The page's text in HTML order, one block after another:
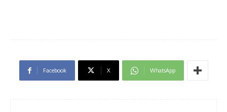
Facebook X WhatsApp